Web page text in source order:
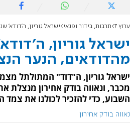
ערוץ 7 תרבות, בידור ופנאי ישראל גוריון, ה'דודא' שנשאר
ישראל גוריון,
מהדודאים, הנער
מכבר, ונאווה בודק אחירון מנצלת
השבוע, כדי להזכיר לכולנו את צמד
נאווה בודק אחירון